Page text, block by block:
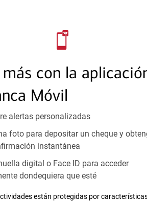
con la
Móvil
alertas personalizadas
foto para depositar un cheque y
instantánea
digital o Face ID para acceder
dondequiera que esté
están protegidas por
Programar ahora
Los productos de inversión y seguros:
No Tienen Garantía
Pueden Perder